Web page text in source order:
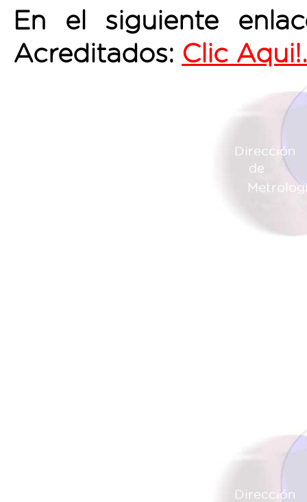
En el siguiente
Acreditados: Clic Aqui!.